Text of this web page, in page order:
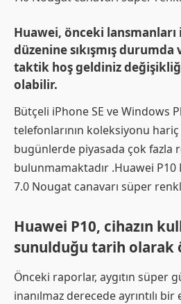
Huawei, önceki
düzenine sıkışmış
taktik hoş geldiniz
olabilir.
Bütçeli iPhone SE ve Windows
telefonlarının koleksiyonu
bugünlerde piyasada çok fazla
bulunmamaktadır .Huawei
7.0 Nougat canavarı süper
Huawei P10, cihazın
sunulduğu tarih olarak
Önceki raporlar, aygıtın süper
inanılmaz derecede ayrıntılı